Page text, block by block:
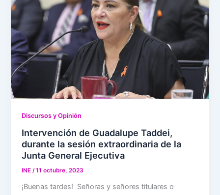
Discursos y Opinión
Intervención de Guadalupe Taddei,
durante la sesión extraordinaria de la
Junta General Ejecutiva
INE/11 octubre, 2023
¡Buenas tardes! Señoras y señores titulares o